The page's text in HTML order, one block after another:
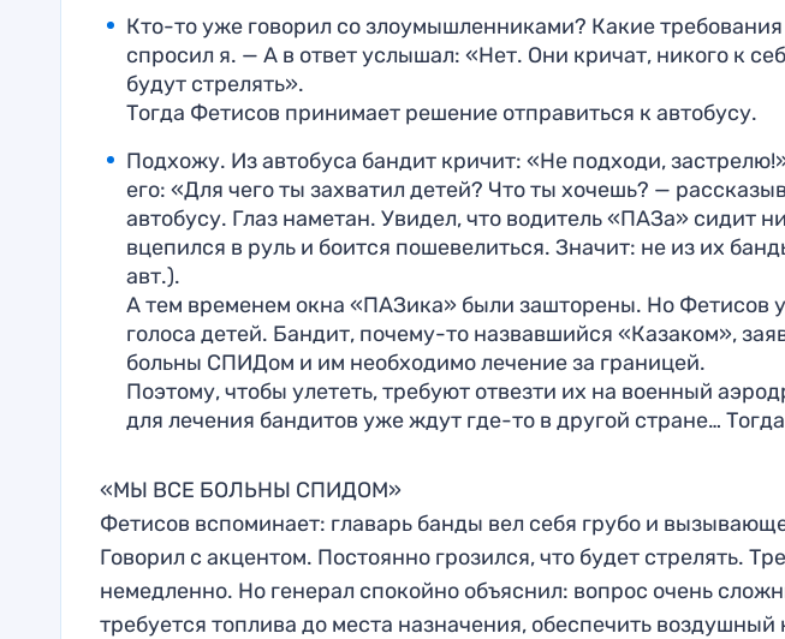
Кто-то уже говорил со злоумышленниками? Какие
спросил я. — А в ответ услышал: «Нет. Они кричат, никого к
будут стрелять».
Тогда Фетисов принимает решение отправиться к автобусу.
Подхожу. Из автобуса бандит кричит: «Не подходи,
его: «Для чего ты захватил детей? Что ты хочешь? —
автобусу. Глаз наметан. Увидел, что водитель «ПАЗа» сидит
вцепился в руль и боится пошевелиться. Значит: не из их
авт.).
А тем временем окна «ПАЗика» были зашторены. Но Фетисов
голоса детей. Бандит, почему-то назвавшийся «Казаком»,
больны СПИДом и им необходимо лечение за границей.
Поэтому, чтобы улететь, требуют отвезти их на военный
для лечения бандитов уже ждут где-то в другой стране…
«МЫ ВСЕ БОЛЬНЫ СПИДОМ»
Фетисов вспоминает: главарь банды вел себя грубо и
Говорил с акцентом. Постоянно грозился, что будет стрелять.
немедленно. Но генерал спокойно объяснил: вопрос очень
требуется топлива до места назначения, обеспечить